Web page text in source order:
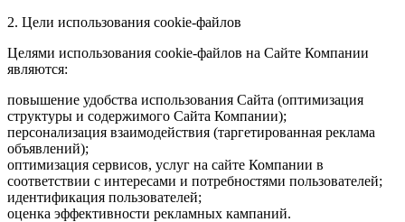
2. Цели использования cookie-файлов
Целями использования cookie-файлов на Сайте Компании
являются:
повышение удобства использования Сайта (оптимизация
структуры и содержимого Сайта Компании);
персонализация взаимодействия (таргетированная реклама
объявлений);
оптимизация сервисов, услуг на сайте Компании в
соответствии с интересами и потребностями пользователей;
идентификация пользователей;
оценка эффективности рекламных кампаний.